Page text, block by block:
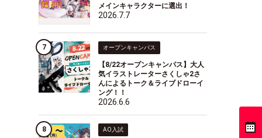
メインキャラクターに選出！
2026.7.7
オープンキャンパス
【8/22オープンキャンパス】大人
気イラストレーターさくしゃ2さ
んによるトーク＆ライブドローイ
ング！！
2026.6.6
AO入試